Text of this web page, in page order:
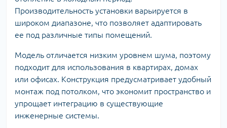
Производительность установки варьируется в
широком диапазоне, что позволяет адаптировать
ее под различные типы помещений.
Модель отличается низким уровнем шума, поэтому
подходит для использования в квартирах, домах
или офисах. Конструкция предусматривает удобный
монтаж под потолком, что экономит пространство и
упрощает интеграцию в существующие
инженерные системы.